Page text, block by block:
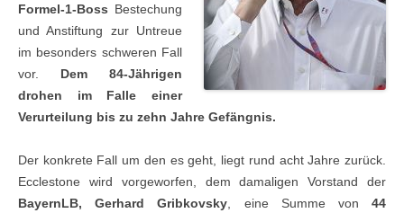
Formel-1-Boss Bestechung
und Anstiftung zur Untreue
im besonders schweren Fall
vor. Dem 84-Jährigen
drohen im Falle einer
Verurteilung bis zu zehn Jahre Gefängnis.
Der konkrete Fall um den es geht, liegt rund acht Jahre zurück.
Ecclestone wird vorgeworfen, dem damaligen Vorstand der
BayernLB, Gerhard Gribkovsky , eine Summe von44